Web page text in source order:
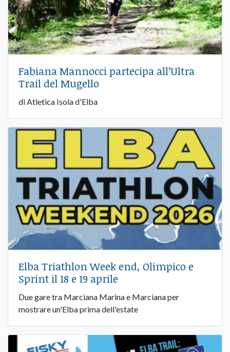
Fabiana Mannocci partecipa all’Ultra
Trail del Mugello
di Atletica Isola d'Elba
Elba Triathlon Week end, Olimpico e
Sprint il 18 e 19 aprile
Due gare tra Marciana Marina e Marciana per
mostrare un'Elba prima dell'estate